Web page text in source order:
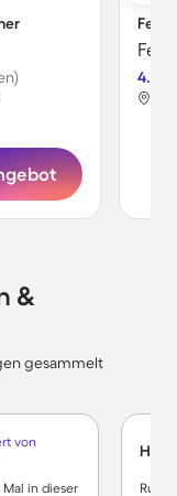
4.5
&
gesammelt
von
in dieser